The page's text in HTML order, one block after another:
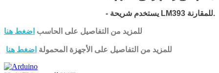
- يستخدم شريحة LM393 للمقارنة.
للمزيد من التفاصيل على الحاسب اضغط هنا
للمزيد من التفاصيل على الأجهزة المحمولة اضغط هنا